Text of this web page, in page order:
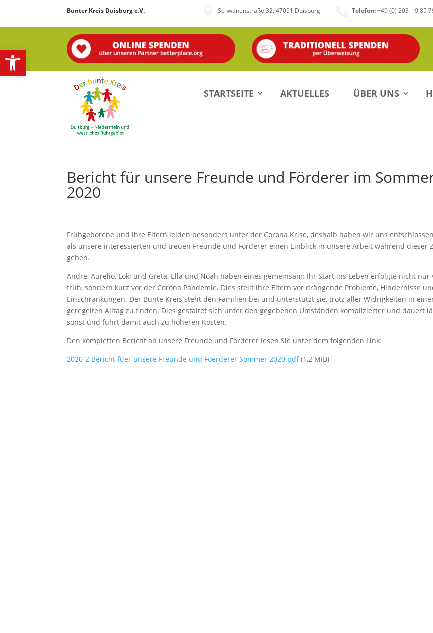
Open toolbar
Bunter Kreis Duisburg e.V. Schwanenstraße 32, 47051 Duisburg Telefon:+49 (0) 203 – 9 85
STARTSEITE AKTUELLES ÜBER UNS
Bericht für unsere Freunde und Förderer im
2020
Frühgeborene und ihre Eltern leiden besonders unter der Corona Krise, deshalb haben wir uns
als unsere interessierten und treuen Freunde und Förderer einen Einblick in unsere Arbeit während dieser
geben.
Andre, Aurelio, Loki und Greta, Ella und Noah haben eines gemeinsam: Ihr Start ins Leben erfolgte nicht nur
früh, sondern kurz vor der Corona Pandemie. Dies stellt ihre Eltern vor drängende Probleme, Hindernisse
Einschränkungen. Der Bunte Kreis steht den Familien bei und unterstützt sie, trotz aller Widrigkeiten in
geregelten Alltag zu finden. Dies gestaltet sich unter den gegebenen Umständen komplizierter und dauert
sonst und führt damit auch zu höheren Kosten.
Den kompletten Bericht an unsere Freunde und Förderer lesen Sie unter dem folgenden Link:
2020-2 Bericht fuer unsere Freunde und Foerderer Sommer 2020.pdf(1,2 MiB)